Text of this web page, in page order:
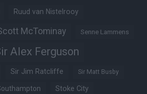
Ruud van Nistelrooy
McTominay Senne Lammens
Alex Ferguson
Sir Jim Ratcliffe Sir Matt Busby
Stoke City